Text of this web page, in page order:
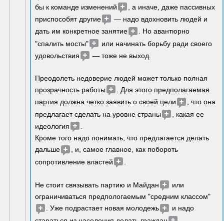
бы к команде изменений
, а иначе, даже пассивных
приспособят другие
— надо вдохновить людей и
дать им конкретное занятие
. Но авантюрно
"спалить мосты"
или начинать борьбу ради своего
удовольствия
— тоже не выход.
Преодолеть недоверие людей может только полная
прозрачность работы
. Для этого предполагаемая
партия должна четко заявить о своей цели
, что она
предлагает сделать на уровне страны
, какая ее
идеология
Кроме того надо понимать, что предлагается делать
дальше
, и, самое главное, как побороть
сопротивление властей
Не стоит связывать партию и Майдан
или
ограничиваться предпологаемым "средним классом"
. Уже подрастает новая молодежь
и надо